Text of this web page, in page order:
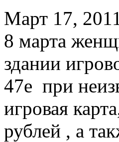
Март 17,
8 марта
здании
47е при
игровая
рублей , а